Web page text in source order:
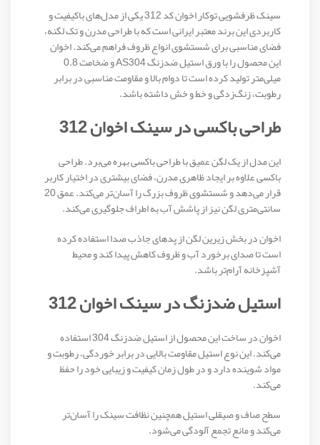
سینک ظرفشویی توکار اخوان کد 312 یکی از مدل‌های باکیفیت و
کاربردی این برند معتبر ایرانی است که با طراحی مدرن و تک لگنه،
فضای مناسبی برای شستشوی انواع ظروف فراهم می‌کند. اخوان
این محصول را با ورق استیل ضدزنگ AS304 و ضخامت 0.8
میلی‌متر تولید کرده است تا دوام بالا و مقاومت مناسبی در برابر
رطوبت، زنگ‌زدگی و خط و خش داشته باشد.
طراحی باکسی در سینک اخوان 312
این مدل از یک لگن عمیق با طراحی باکسی بهره می‌برد. طراحی
باکسی علاوه بر ایجاد ظاهری مدرن، فضای بیشتری در اختیار کاربر
قرار می‌دهد و شستشوی ظروف بزرگ را آسان‌تر می‌کند. عمق 20
سانتی‌متری لگن نیز از پاشش آب به اطراف جلوگیری می‌کند.
اخوان در بخش زیرین لگن از پدهای جاذب صدا استفاده کرده
است تا صدای برخورد آب و ظروف کاهش پیدا کند و محیط
آشپزخانه آرام‌تر باشد.
استیل ضدزنگ در سینک اخوان 312
اخوان در ساخت این محصول از استیل ضدزنگ 304 استفاده
می‌کند. این نوع استیل مقاومت بالایی در برابر خوردگی، رطوبت و
مواد شوینده دارد و در طول زمان کیفیت و زیبایی خود را حفظ
می‌کند.
سطح صاف و صیقلی استیل همچنین نظافت سینک را آسان‌تر
می‌کند و مانع تجمع آلودگی می‌شود.